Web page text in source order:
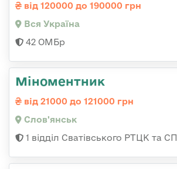
від 120000 до 190000 грн
Вся Україна
42 ОМБр
Міноментник
від 21000 до 121000 грн
Слов'янськ
1 відділ Сватівського РТЦК та СП